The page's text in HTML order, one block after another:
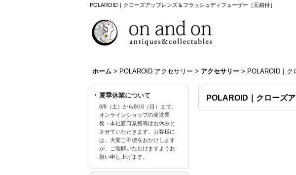
POLAROID｜クローズアップレンズ＆フラッシュディフューザー［元箱付］
ホーム > POLAROID アクセサリー > アクセサリー > POLAROID｜ク
夏季休業について
8/8（土）から8/16（日）まで、
オンラインショップの発送業
務・本社窓口業務等はお休みと
させていただきます。お客様に
は、大変ご不便をおかけします
が、ご理解いただけますようお
願い申し上げます。
POLAROID｜クローズ